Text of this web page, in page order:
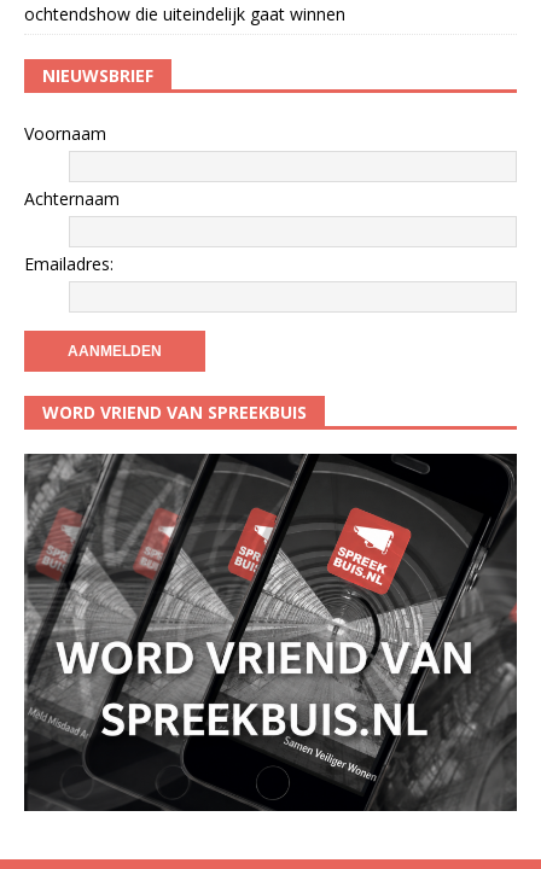
ochtendshow die uiteindelijk gaat winnen
NIEUWSBRIEF
Voornaam
Achternaam
Emailadres:
WORD VRIEND VAN SPREEKBUIS